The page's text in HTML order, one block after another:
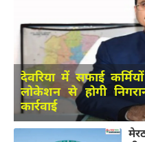
Jagrut Bharat | August 7, 2026
देवरिया में सफाई
लोकेशन से होगी
कार्रवाई